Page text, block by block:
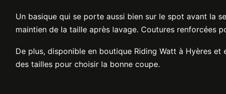
Un basique qui se porte aussi bien sur le spot avant la
maintien de la taille après lavage. Coutures renforcées
De plus, disponible en boutique Riding Watt à Hyères
des tailles pour choisir la bonne coupe.